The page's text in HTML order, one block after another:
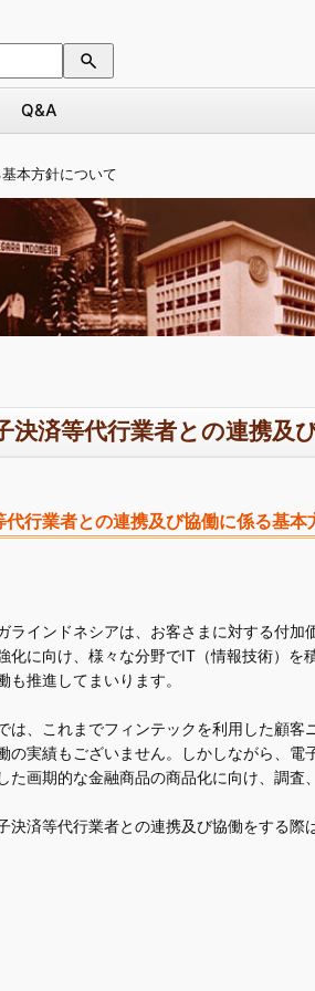
Q&A
本方針について
決済等代行業者との連携及
代行業者との連携及び協働に係る基本
ラインドネシアは、お客さまに対する付加
化に向け、様々な分野でIT（情報技術）
も推進してまいります。
は、これまでフィンテックを利用した顧客
の実績もございません。しかしながら、
た画期的な金融商品の商品化に向け、調査
決済等代行業者との連携及び協働をする際